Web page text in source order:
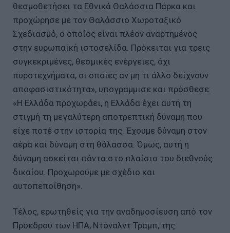
θεσμοθετήσει τα Εθνικά Θαλάσσια Πάρκα και
προχώρησε με τον Θαλάσσιο Χωροταξικό
Σχεδιασμό, ο οποίος είναι πλέον αναρτημένος
στην ευρωπαϊκή ιστοσελίδα. Πρόκειται για τρεις
συγκεκριμένες, θεσμικές ενέργειες, όχι
πυροτεχνήματα, οι οποίες αν μη τι άλλο δείχνουν
αποφασιστικότητα», υπογράμμισε και πρόσθεσε:
«Η Ελλάδα προχωράει, η Ελλάδα έχει αυτή τη
στιγμή τη μεγαλύτερη αποτρεπτική δύναμη που
είχε ποτέ στην ιστορία της. Έχουμε δύναμη στον
αέρα και δύναμη στη θάλασσα. Όμως, αυτή η
δύναμη ασκείται πάντα στο πλαίσιο του διεθνούς
δικαίου. Προχωρούμε με σχέδιο και
αυτοπεποίθηση».
Τέλος, ερωτηθείς για την αναδημοσίευση από τον
Πρόεδρου των ΗΠΑ, Ντόναλντ Τραμπ, της